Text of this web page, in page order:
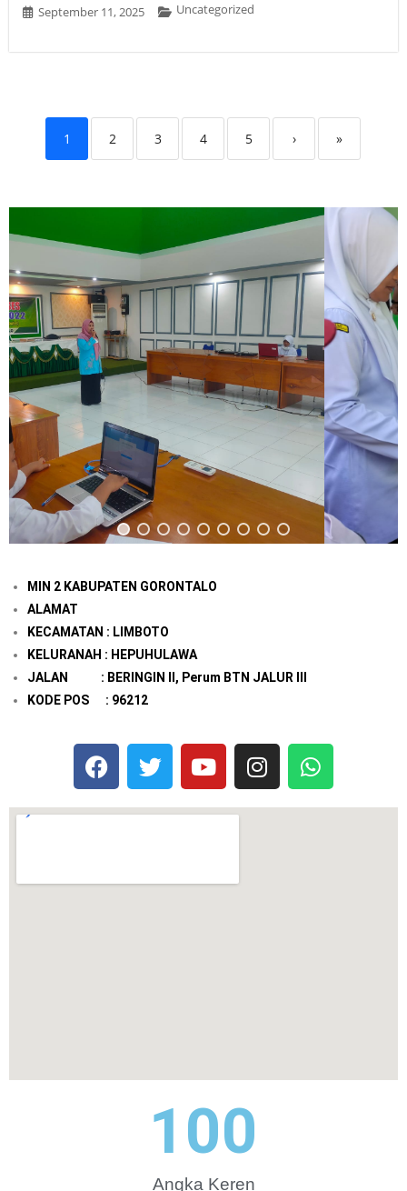
September 11, 2025 Uncategorized
1 2 3 4 5 › »
MIN 2 KABUPATEN GORONTALO
ALAMAT
KECAMATAN : LIMBOTO
KELURANAH : HEPUHULAWA
JALAN : BERINGIN II, Perum BTN JALUR III
KODE POS : 96212
Angka Keren
100